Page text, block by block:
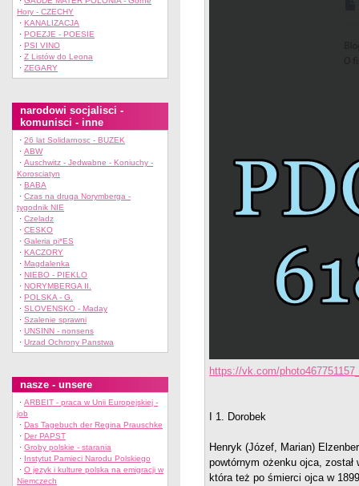
https://vk.com/
I 1. Dorobek
Henryk (Józef, Marian)
powtórnym ożenku ojca,
która też po śmierci ojca w
Hory - CZECHY
· KANALIZACJA
· POEZJE - POESIE
· PSI VINO
· Z Listów do Leona
· ZEGARY
narodowi socjalisci -
komunisci - inne
· 26 lat Solidarnosc - BUZEK
· ABW
· Auschwitz - Jedwabne - Koniuchy -
Korosciatyn
· BABA
· Czas na druga Norymberga -
tygodnik NIE
· Czeladz
· CESKO
· Galeria pi*ES
· KACZORY
· Magdalenka
· NIEBO - PIEKLO
· NORYMBERGA II.
· POLSKA - G.
· SLOVENSKO - Maday
· Szalenie sprawni
· UNSINN - nonsens
· Urzad Ochrony Panstwa
nasze - unsere
· ARBEIT - praca w Unii Europejskiej -
job
· Das Tagebuch der Regina Prauschke
· Der PAPST
· Groby polskie - starania
· Instytut Pamieci Narodu Polskiego
· O jezyk i kulture polska na emigracji w
Niemczech